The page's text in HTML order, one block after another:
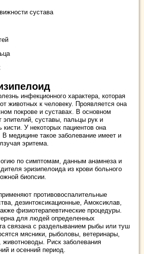
сустава
инфекционного характера, которая
животных к человеку. Проявляется она
покрове и суставах. В основном
эпителий, суставы, пальцы рук и
У некоторых пациентов она
В медицине такое заболевание имеет и
эритема.
по симптомам, данным анамнеза и
эризипелоида из крови больного
биопсии.
противовоспалительные
дезинтоксикационные, Амоксиклав,
физиотерапевтические процедуры.
для людей определенных
связана с разделыванием рыбы или туш
мясники, рыболовы, ветеринары,
животноводы. Риск заболевания
и осенний период.